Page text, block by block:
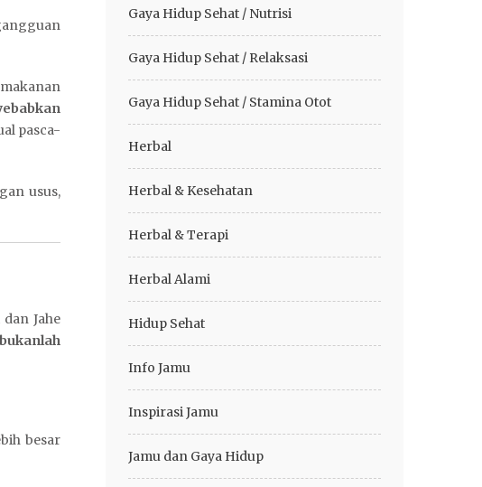
makanan
pasca-
usus,
Jahe
bukanlah
besar
Gaya Hidup Sehat / Nutrisi
Gaya Hidup Sehat / Relaksasi
Gaya Hidup Sehat / Stamina Otot
Herbal
Herbal & Kesehatan
Herbal & Terapi
Herbal Alami
Hidup Sehat
Info Jamu
Inspirasi Jamu
Jamu dan Gaya Hidup